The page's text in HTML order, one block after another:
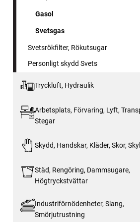
Gasol
Svetsgas
Svetsrökfilter, Rökutsugar
Personligt skydd Svets
Tryckluft, Hydraulik
Arbetsplats, Förvaring, Lyft,
Stegar
Skydd, Handskar, Kläder, Skor,
Städ, Rengöring, Dammsugare,
Högtryckstvättar
Industriförnödenheter, Slang,
Smörjutrustning